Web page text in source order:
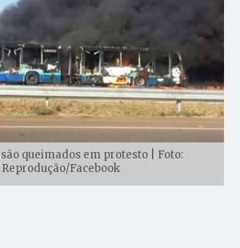
queimados em protesto | Foto:
Reprodução/Facebook